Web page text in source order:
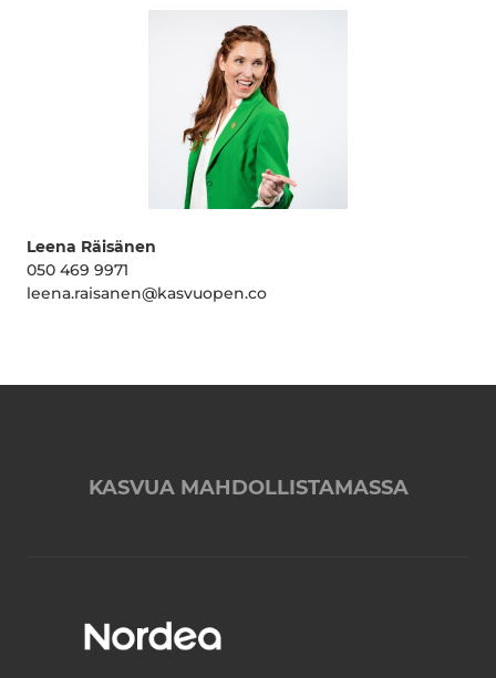
Leena Räisänen
050 469 9971
leena.raisanen@kasvuopen.co
KASVUA MAHDOLLISTAMASSA